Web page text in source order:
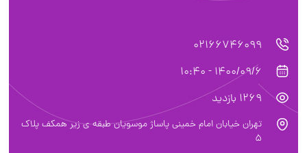
02166746099
1400/09/6 - 10:40
1269 بازدید
تهران خیابان امام خمینی پاساژ موسویان طبقه ی زیر همکف پلاک
5